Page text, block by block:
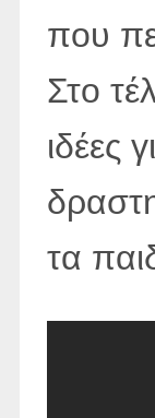
που
Στο
ιδέες
τα